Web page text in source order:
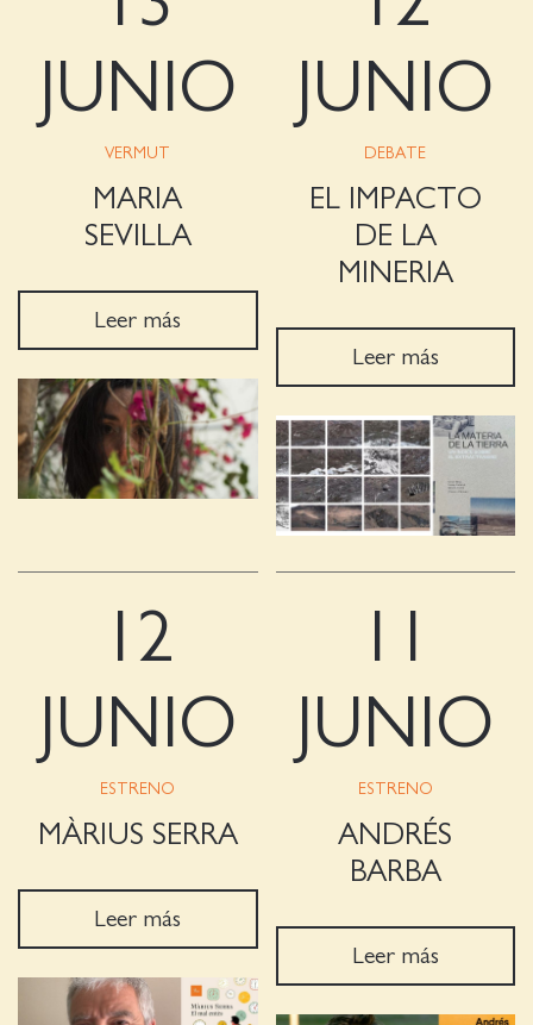
JUNIO
VERMUT
MARIA
SEVILLA
Leer más
JUNIO
DEBATE
EL IMPACTO
DE LA
MINERIA
Leer más
12
JUNIO
ESTRENO
MÀRIUS SERRA
Leer más
JUNIO
ESTRENO
ANDRÉS
BARBA
Leer más